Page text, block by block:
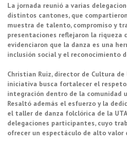
La jornada reunió a varias
distintos cantones, que
muestra de talento, compromiso y
presentaciones reflejaron la riqueza
evidenciaron que la danza es una
inclusión social y el reconocimiento
Christian Ruiz, director de Cultura
iniciativa busca fortalecer el
integración dentro de la comunidad
Resaltó además el esfuerzo y la
el taller de danza folclórica de la
delegaciones participantes, cuyo
ofrecer un espectáculo de alto valor